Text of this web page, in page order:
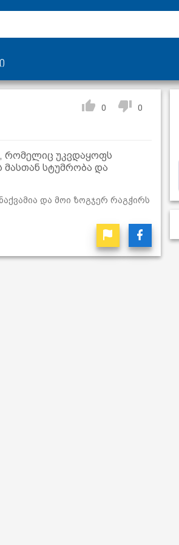
0 0
რომელიც უკვდაყოფს
სტუმრობა და
და მოი ზოგჯერ რაგჭირს